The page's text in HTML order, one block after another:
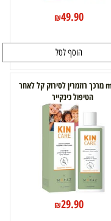
₪49.90
הוסף לסל
moraz מרכך רוזמרין לסירוק קל לאחר
הטיפול כינקייר
₪29.90